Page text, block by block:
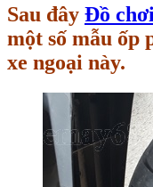
Sau đây Đồ
một số mẫu ốp
xe ngoại này.